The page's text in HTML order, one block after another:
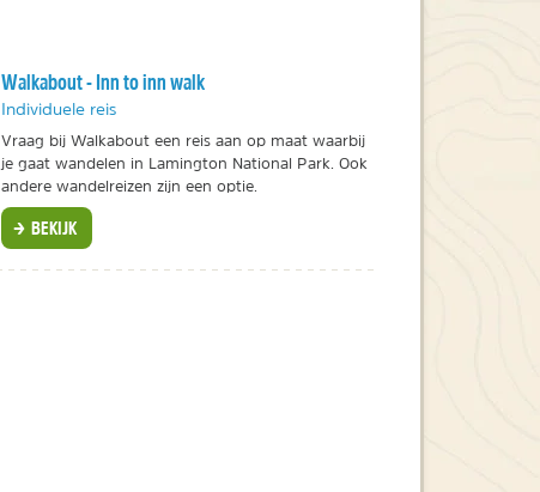
Walkabout - Inn to inn walk
Individuele reis
Vraag bij Walkabout een reis aan op maat waarbij
je gaat wandelen in Lamington National Park. Ook
andere wandelreizen zijn een optie.
BEKIJK